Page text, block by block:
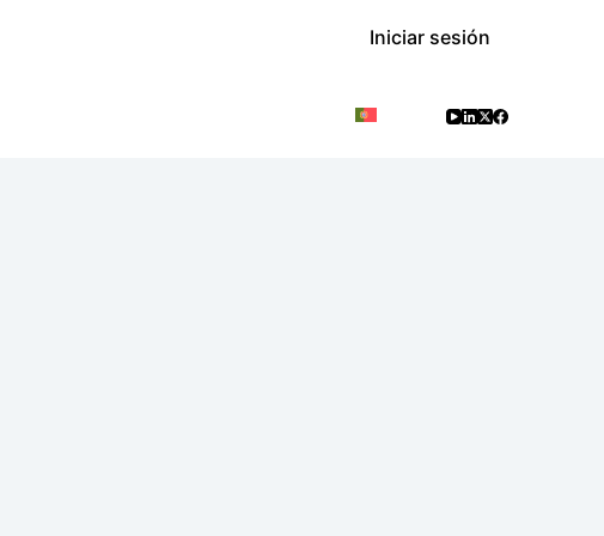
Iniciar sesión